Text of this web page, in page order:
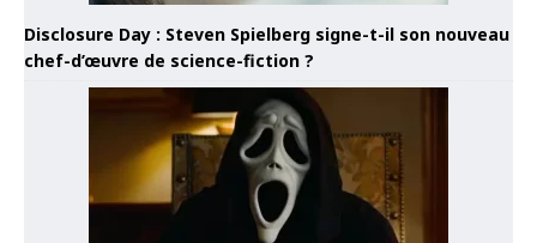
Disclosure Day : Steven Spielberg signe-t-il son nouveau
chef-d’œuvre de science-fiction ?